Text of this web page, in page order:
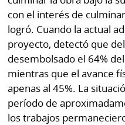
con el interés de
logró. Cuando la actual
proyecto, detectó que
desembolsado el 64%
mientras que el avance
apenas al 45%. La
período de
los trabajos